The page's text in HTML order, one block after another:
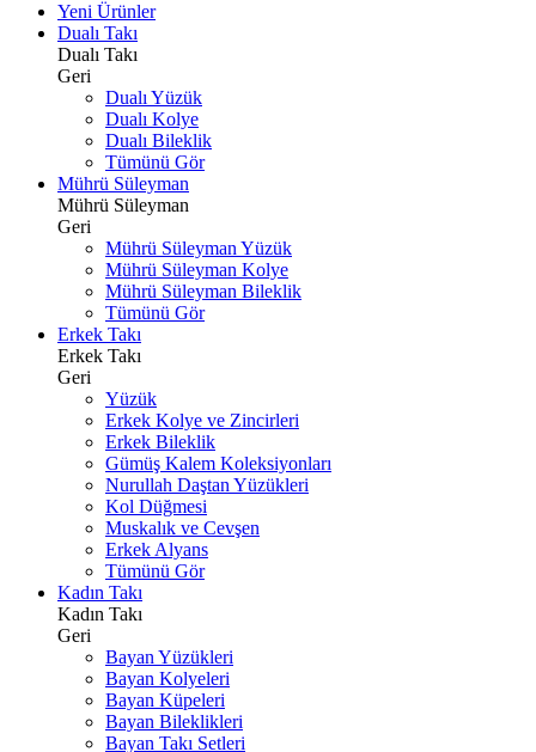
Yeni Ürünler
Dualı Takı
Dualı Takı
Geri
Dualı Yüzük
Dualı Kolye
Dualı Bileklik
Tümünü Gör
Mührü Süleyman
Mührü Süleyman
Geri
Mührü Süleyman Yüzük
Mührü Süleyman Kolye
Mührü Süleyman Bileklik
Tümünü Gör
Erkek Takı
Erkek Takı
Geri
Yüzük
Erkek Kolye ve Zincirleri
Erkek Bileklik
Gümüş Kalem Koleksiyonları
Nurullah Daştan Yüzükleri
Kol Düğmesi
Muskalık ve Cevşen
Erkek Alyans
Tümünü Gör
Kadın Takı
Kadın Takı
Geri
Bayan Yüzükleri
Bayan Kolyeleri
Bayan Küpeleri
Bayan Bileklikleri
Bayan Takı Setleri